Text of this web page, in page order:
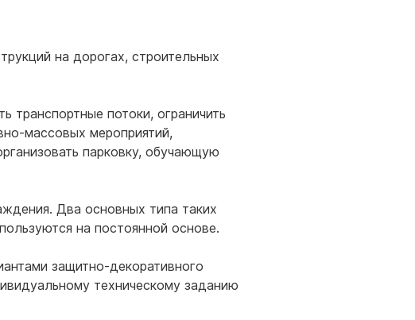
на дорогах, строительных
транспортные потоки, ограничить
массовых мероприятий,
парковку, обучающую
Два основных типа таких
на постоянной основе.
защитно-декоративного
техническому заданию